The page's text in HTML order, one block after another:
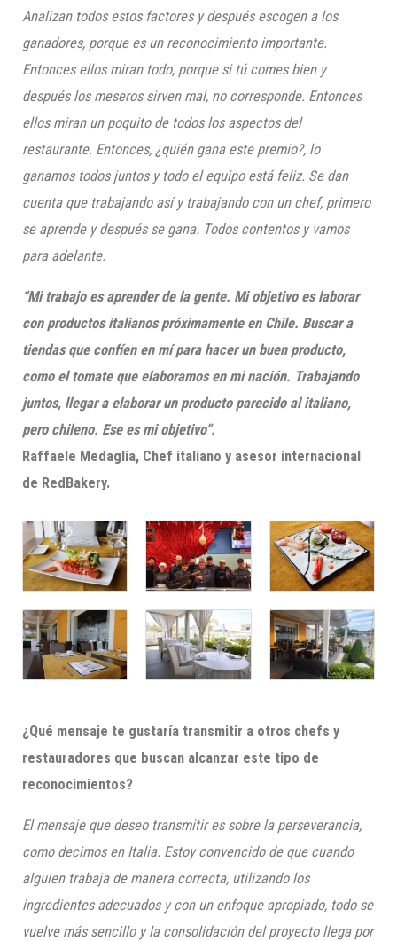
Analizan todos estos factores y después escogen a los
ganadores, porque es un reconocimiento importante.
Entonces ellos miran todo, porque si tú comes bien y
después los meseros sirven mal, no corresponde. Entonces
ellos miran un poquito de todos los aspectos del
restaurante. Entonces, ¿quién gana este premio?, lo
ganamos todos juntos y todo el equipo está feliz. Se dan
cuenta que trabajando así y trabajando con un chef, primero
se aprende y después se gana. Todos contentos y vamos
para adelante.
“Mi trabajo es aprender de la gente. Mi objetivo es laborar
con productos italianos próximamente en Chile. Buscar a
tiendas que confíen en mí para hacer un buen producto,
como el tomate que elaboramos en mi nación. Trabajando
juntos, llegar a elaborar un producto parecido al italiano,
pero chileno. Ese es mi objetivo”.
Raffaele Medaglia, Chef italiano y asesor internacional
de RedBakery.
¿Qué mensaje te gustaría transmitir a otros chefs y
restauradores que buscan alcanzar este tipo de
reconocimientos?
El mensaje que deseo transmitir es sobre la perseverancia,
como decimos en Italia. Estoy convencido de que cuando
alguien trabaja de manera correcta, utilizando los
ingredientes adecuados y con un enfoque apropiado, todo se
vuelve más sencillo y la consolidación del proyecto llega por